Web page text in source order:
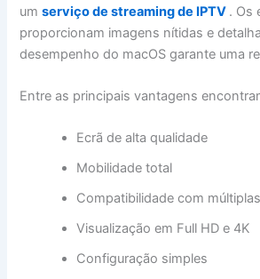
umserviço de streaming de IPTV . Os
proporcionam imagens nítidas e
desempenho do macOS garante uma
Entre as principais vantagens
Ecrã de alta qualidade
Mobilidade total
Compatibilidade com
Visualização em Full HD e 4K
Configuração simples